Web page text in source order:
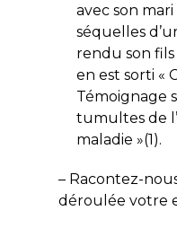
avec son
séquelles
rendu son fils
en est sorti «
Témoignage
tumultes de
maladie »(1).
– Racontez-
déroulée votre